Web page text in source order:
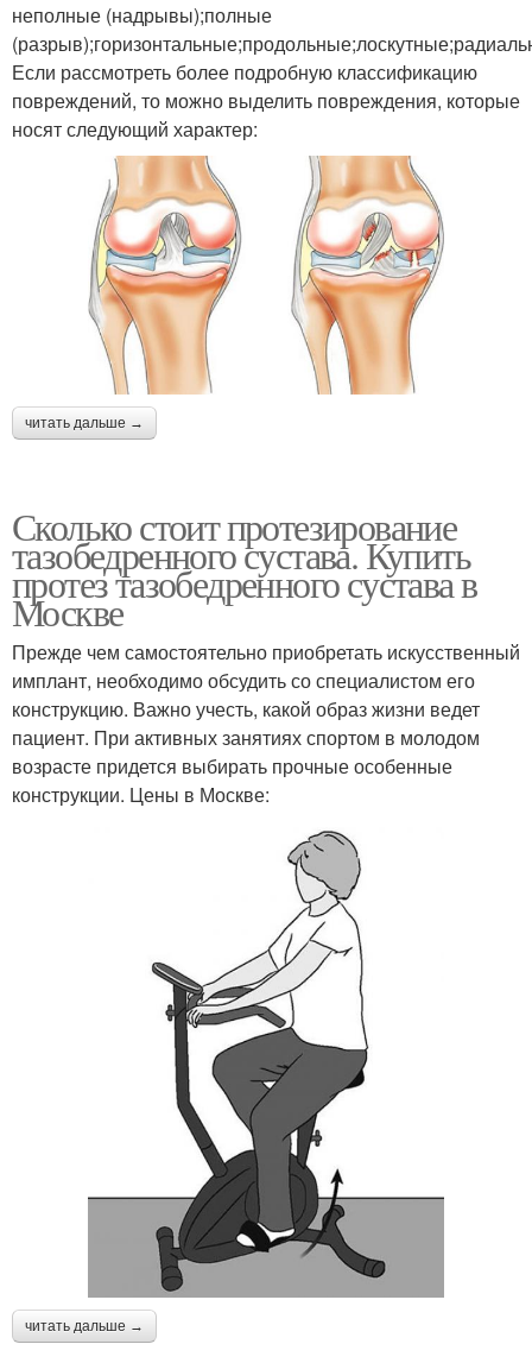
неполные (надрывы);полные
Если рассмотреть более подробную классификацию
повреждений, то можно выделить повреждения, которые
носят следующий характер:
читать дальше →
Сколько стоит протезирование
тазобедренного сустава. Купить
протез тазобедренного сустава в
Москве
Прежде чем самостоятельно приобретать искусственный
имплант, необходимо обсудить со специалистом его
конструкцию. Важно учесть, какой образ жизни ведет
пациент. При активных занятиях спортом в молодом
возрасте придется выбирать прочные особенные
конструкции. Цены в Москве:
читать дальше →